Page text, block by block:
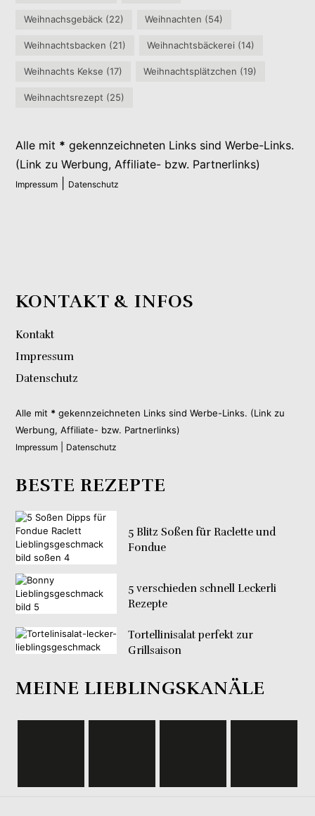
Weihnachsgebäck (22) Weihnachten (54)
Weihnachtsbacken (21) Weihnachtsbäckerei (14)
Weihnachts Kekse (17) Weihnachtsplätzchen (19)
Weihnachtsrezept (25)
Alle mit * gekennzeichneten Links sind Werbe-Links.
(Link zu Werbung, Affiliate- bzw. Partnerlinks)
Impressum Datenschutz
KONTAKT & INFOS
Kontakt
Impressum
Datenschutz
Alle mit * gekennzeichneten Links sind Werbe-Links. (Link zu
Werbung, Affiliate- bzw. Partnerlinks)
Impressum Datenschutz
BESTE REZEPTE
5 Blitz Soßen für Raclette und
Fondue
5 verschieden schnell Leckerli
Rezepte
Tortellinisalat perfekt zur
Grillsaison
MEINE LIEBLINGSKANÄLE